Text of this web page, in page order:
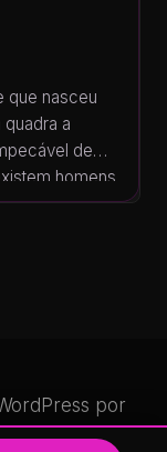
que nasceu
a
de
homens
por